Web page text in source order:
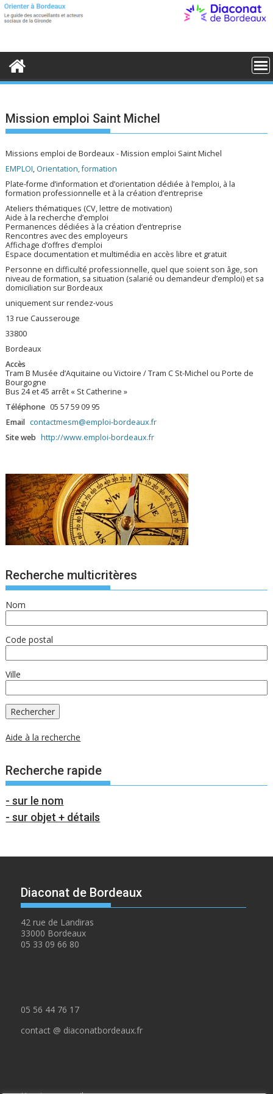
S
t
o
Mission emploi Saint Michel
Missions emploi de Bordeaux - Mission emploi Saint Michel
EMPLOI, Orientation, formation
Plate-forme d’information et d’orientation dédiée à l’emploi, à la
formation professionnelle et à la création d’entreprise
Ateliers thématiques (CV, lettre de motivation)
Aide à la recherche d’emploi
Permanences dédiées à la création d’entreprise
Rencontres avec des employeurs
Affichage d’offres d’emploi
Espace documentation et multimédia en accès libre et gratuit
Personne en difficulté professionnelle, quel que soient son âge, son
niveau de formation, sa situation (salarié ou demandeur d’emploi) et sa
domiciliation sur Bordeaux
uniquement sur rendez-vous
13 rue Causserouge
33800
Bordeaux
Accès
Tram B Musée d’Aquitaine ou Victoire / Tram C St-Michel ou Porte de
Bourgogne
Bus 24 et 45 arrêt « St Catherine »
Téléphone 05 57 59 09 95
Email contactmesm@emploi-bordeaux.fr
Site web http://www.emploi-bordeaux.fr
Recherche multicritères
Nom
Code postal
Ville
Aide à la recherche
Recherche rapide
- sur le nom
- sur objet + détails
Diaconat de Bordeaux
42 rue de Landiras
33000 Bordeaux
05 33 09 66 80
05 56 44 76 17
contact @ diaconatbordeaux.fr